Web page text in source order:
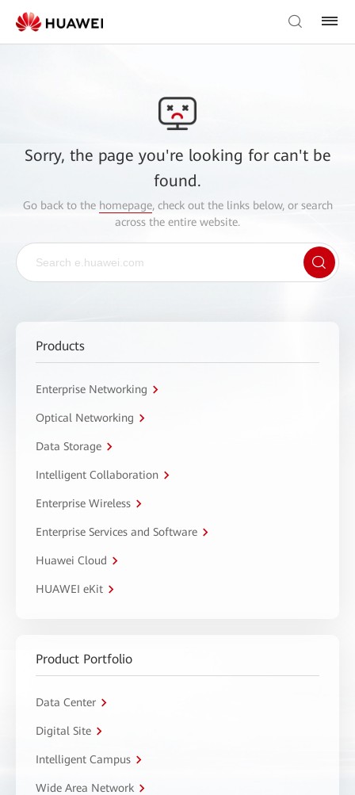
Sorry, the page you're looking for can't be
found.
Go back to the homepage, check out the links below, or search
across the entire website.
Products
Enterprise Networking
Optical Networking
Data Storage
Intelligent Collaboration
Enterprise Wireless
Enterprise Services and Software
Huawei Cloud
HUAWEI eKit
Product Portfolio
Data Center
Digital Site
Intelligent Campus
Wide Area Network